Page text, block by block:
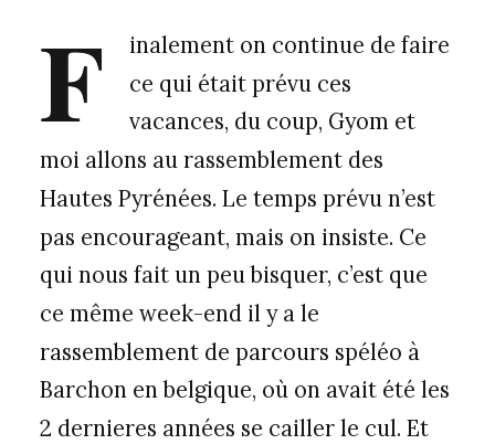
F
inalement on continue de faire
ce qui était prévu ces
vacances, du coup, Gyom et
moi allons au rassemblement des
Hautes Pyrénées. Le temps prévu n’est
pas encourageant, mais on insiste. Ce
qui nous fait un peu bisquer, c’est que
ce même week-end il y a le
rassemblement de parcours spéléo à
Barchon en belgique, où on avait été les
2 dernieres années se cailler le cul. Et